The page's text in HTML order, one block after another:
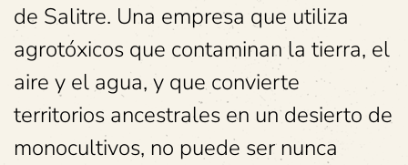
de Salitre. Una empresa que utiliza
agrotóxicos que contaminan la tierra, el
aire y el agua, y que convierte
territorios ancestrales en un desierto de
monocultivos, no puede ser nunca